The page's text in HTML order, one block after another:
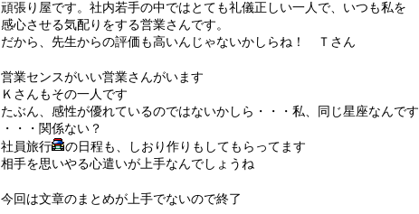
頑張り屋です。社内若手の中ではとても礼儀正しい一人で、いつも私を
感心させる気配りをする営業さんです。
だから、先生からの評価も高いんじゃないかしらね！ Ｔさん
営業センスがいい営業さんがいます
Ｋさんもその一人です
たぶん、感性が優れているのではないかしら・・・私、同じ星座なんです
・・・関係ない？
社員旅行
の日程も、しおり作りもしてもらってます
相手を思いやる心遣いが上手なんでしょうね
今回は文章のまとめが上手でないので終了